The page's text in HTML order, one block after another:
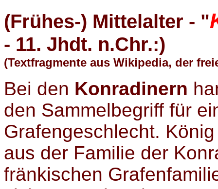
(Frühes-) Mittelalter - "
- 11. Jhdt. n.Chr.:)
(Textfragmente aus Wikipedia, der
Bei den Konradinern
den Sammelbegriff für
Grafengeschlecht.
aus der Familie der
fränkischen